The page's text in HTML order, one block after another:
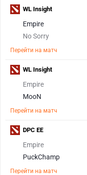
Empire
No Sorry
Перейти на матч
WL Insight
Empire
MooN
Перейти на матч
WL Insight
Empire
PuckChamp
Перейти на матч
DPC EE